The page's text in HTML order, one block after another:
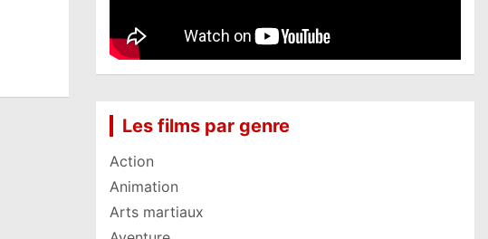
Les films par genre
Action
Animation
Arts martiaux